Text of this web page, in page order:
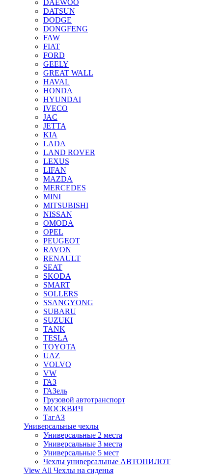
DAEWOO
DATSUN
DODGE
DONGFENG
FAW
FIAT
FORD
GEELY
GREAT WALL
HAVAL
HONDA
HYUNDAI
IVECO
JAC
JETTA
KIA
LADA
LAND ROVER
LEXUS
LIFAN
MAZDA
MERCEDES
MINI
MITSUBISHI
NISSAN
OMODA
OPEL
PEUGEOT
RAVON
RENAULT
SEAT
SKODA
SMART
SOLLERS
SSANGYONG
SUBARU
SUZUKI
TANK
TESLA
TOYOTA
UAZ
VOLVO
VW
ГАЗ
ГАЗель
Грузовой автотранспорт
МОСКВИЧ
ТагАЗ
Универсальные чехлы
Универсальные 2 места
Универсальные 3 места
Универсальные 5 мест
Чехлы универсальные АВТОПИЛОТ
View All Чехлы на сиденья